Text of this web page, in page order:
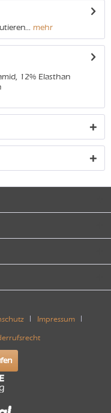
mehr
12% Elasthan
Impressum